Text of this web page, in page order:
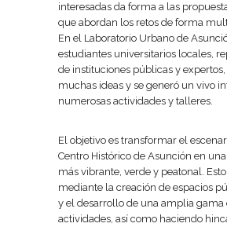
interesadas da forma a las
que abordan los retos de forma
En el Laboratorio Urbano de
estudiantes universitarios locales,
de instituciones públicas y
muchas ideas y se generó un vivo
numerosas actividades y talleres.
El objetivo es transformar el
Centro Histórico de Asunción en
más vibrante, verde y peatonal.
mediante la creación de espacios
y el desarrollo de una amplia gama
actividades, así como haciendo